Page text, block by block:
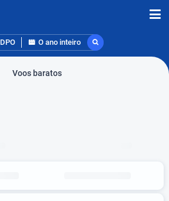
DPO O ano inteiro
Voos baratos